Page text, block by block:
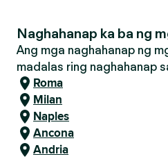
Naghahanap ka ba ng
Ang mga naghahanap ng
madalas ring naghahanap
Roma
Milan
Naples
Ancona
Andria